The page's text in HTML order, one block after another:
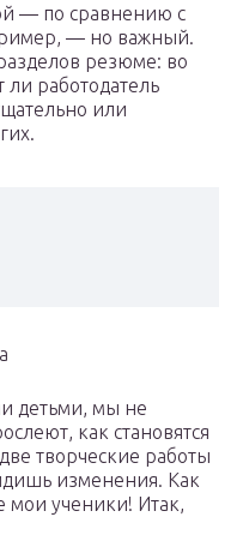
— по сравнению с
— но важный.
резюме: во
ли работодатель
или
детьми, мы не
как становятся
творческие работы
изменения. Как
ученики! Итак,